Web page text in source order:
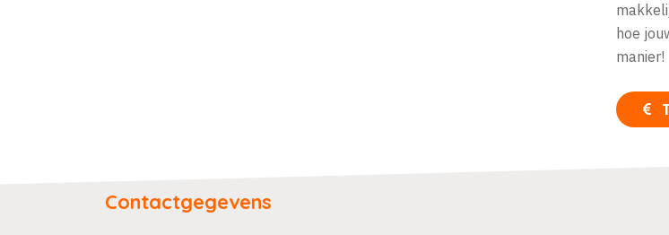
hoe
manier!
Contactgegevens